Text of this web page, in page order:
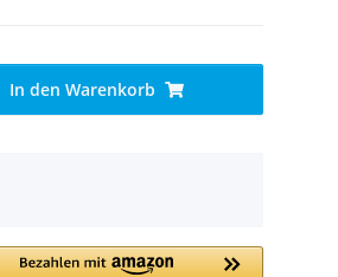
In den Warenkorb